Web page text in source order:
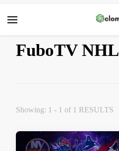
FuboTV NHL
Showing: 1 - 1 of 1 RESULTS